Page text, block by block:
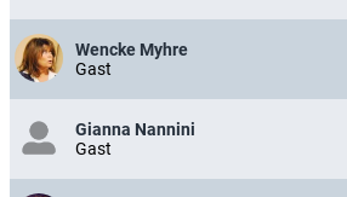
Wencke Myhre
Gast
Gianna Nannini
Gast